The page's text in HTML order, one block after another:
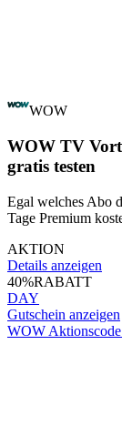
WOW
WOW TV
gratis testen
Egal welches Abo
Tage Premium
AKTION
Details anzeigen
40%RABATT
DAY
Gutschein anzeigen
WOW